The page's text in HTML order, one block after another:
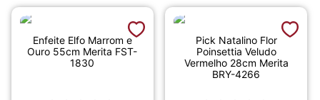
Enfeite Elfo Marrom e
Ouro 55cm Merita FST-
1830
Pick Natalino Flor
Poinsettia Veludo
Vermelho 28cm Merita
BRY-4266